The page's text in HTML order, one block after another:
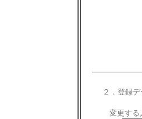
２．登録
変更する